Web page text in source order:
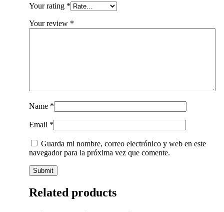
Your rating *
Your review *
Name *
Email *
Guarda mi nombre, correo electrónico y web en este
navegador para la próxima vez que comente.
Related products